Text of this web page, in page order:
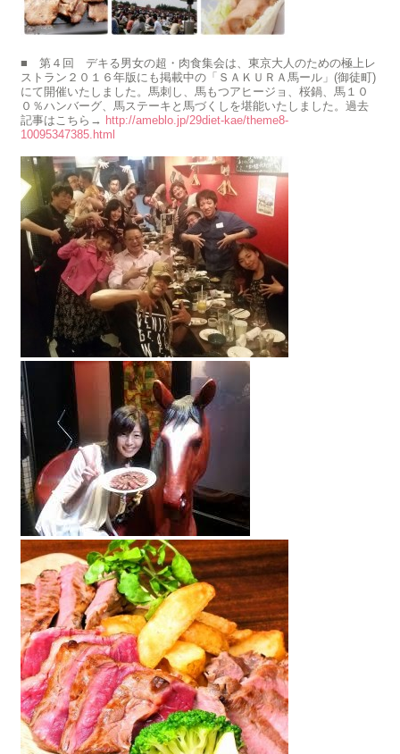
■ 第４回 デキる男女の超・肉食集会は、東京大人のための極上レ
ストラン２０１６年版にも掲載中の「ＳＡＫＵＲＡ馬ール」(御徒町)
にて開催いたしました。馬刺し、馬もつアヒージョ、桜鍋、馬１０
０％ハンバーグ、馬ステーキと馬づくしを堪能いたしました。過去
記事はこちら→ http://ameblo.jp/29diet-kae/theme8-
10095347385.html